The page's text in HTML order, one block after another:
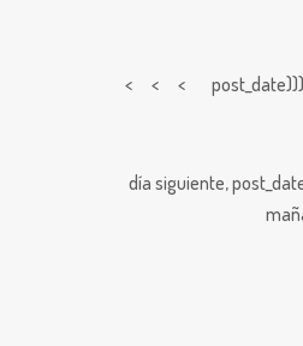
< < <
día siguiente,